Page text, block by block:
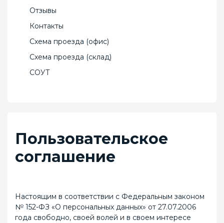
Отзывы
Контакты
Схема проезда (офис)
Схема проезда (склад)
СОУТ
Пользовательское
соглашение
Настоящим в соответствии с Федеральным законом
№ 152-ФЗ «О персональных данных» от 27.07.2006
года свободно, своей волей и в своем интересе